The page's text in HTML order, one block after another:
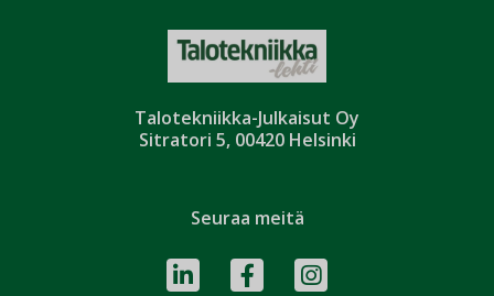
Talotekniikka-Julkaisut Oy
Sitratori 5, 00420 Helsinki
Seuraa meitä